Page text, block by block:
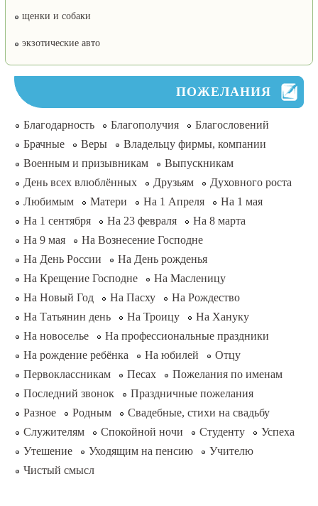
щенки и собаки
экзотические авто
ПОЖЕЛАНИЯ
Благодарность Благополучия
Благословений
Брачные
Веры
Владельцу фирмы, компании
Военным и призывникам
Выпускникам
День всех влюблённых
Друзьям
Духовного роста
Любимым
Матери На 1 Апреля
На 1 мая
На 1 сентября
На 23 февраля
На 8 марта
На 9 мая
На Вознесение Господне
На День России
На День рожденья
На Крещение Господне
На Масленицу
На Новый Год
На Пасху
На Рождество
На Татьянин день
На Троицу
На Хануку
На новоселье
На профессиональные праздники
На рождение ребёнка
На юбилей
Отцу
Первоклассникам
Песах
Пожелания по именам
Последний звонок
Праздничные пожелания
Разное
Родным
Свадебные, стихи на свадьбу
Служителям
Спокойной ночи Студенту
Успеха
Утешение
Уходящим на пенсию
Учителю
Чистый смысл